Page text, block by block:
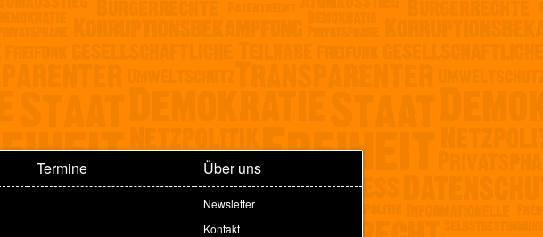
Termine Über uns
Newsletter
Kontakt